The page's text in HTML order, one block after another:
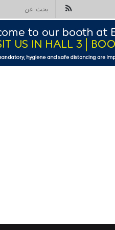
ملخص
الموقع
RSS